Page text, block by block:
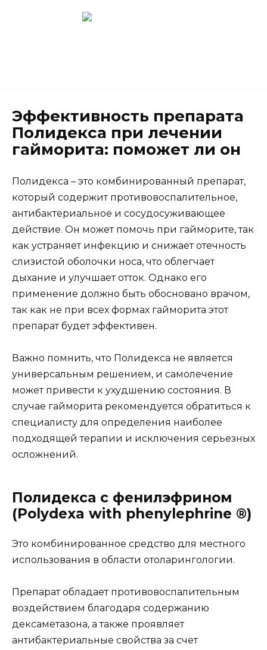
Эффективность препарата
Полидекса при лечении
гайморита: поможет ли он
Полидекса – это комбинированный препарат,
который содержит противовоспалительное,
антибактериальное и сосудосуживающее
действие. Он может помочь при гайморите, так
как устраняет инфекцию и снижает отечность
слизистой оболочки носа, что облегчает
дыхание и улучшает отток. Однако его
применение должно быть обосновано врачом,
так как не при всех формах гайморита этот
препарат будет эффективен.
Важно помнить, что Полидекса не является
универсальным решением, и самолечение
может привести к ухудшению состояния. В
случае гайморита рекомендуется обратиться к
специалисту для определения наиболее
подходящей терапии и исключения серьезных
осложнений.
Полидекса с фенилэфрином
(Polydexa with phenylephrine ®)
Это комбинированное средство для местного
использования в области отоларингологии.
Препарат обладает противовоспалительным
воздействием благодаря содержанию
дексаметазона, а также проявляет
антибактериальные свойства за счет